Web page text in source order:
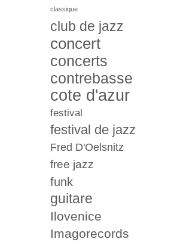
classique
club de jazz
concert
concerts
contrebasse
cote d'azur
festival
festival de jazz
Fred D'Oelsnitz
free jazz
funk
guitare
Ilovenice
Imagorecords